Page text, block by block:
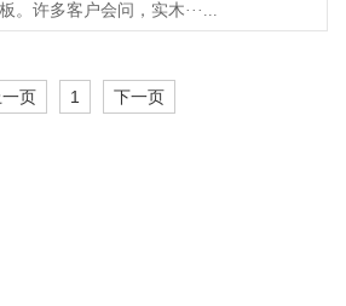
。许多客户会问，实木···...
一页 1 下一页